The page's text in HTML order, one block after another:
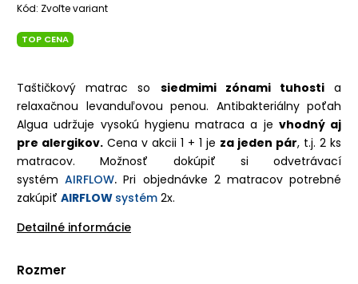
Kód: Zvoľte variant
TOP CENA
Taštičkový matrac so siedmimi zónami tuhostia
relaxačnou levanduľovou penou. Antibakteriálny poťah
Algua udržuje vysokú hygienu matraca a je vhodný aj
pre alergikov. Cena v akcii 1 + 1 je za jeden pár, t.j. 2 ks
matracov.Možnosť dokúpiť si odvetrávací
systémAIRFLOW. Pri objednávke 2 matracov potrebné
zakúpiť AIRFLOW systém 2x.
Detailné informácie
Rozmer